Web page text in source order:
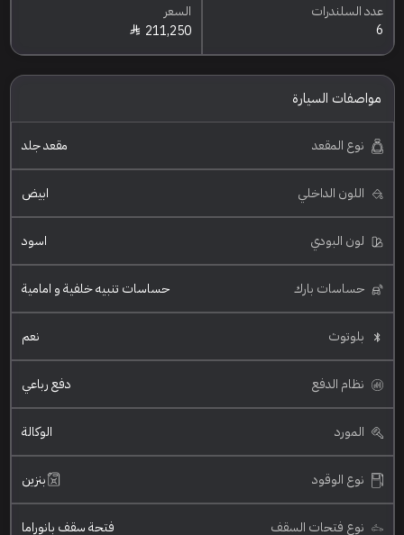
عدد السلندرات
6
السعر
211,250
مواصفات السيارة
نوع المقعد مقعد جلد
اللون الداخلي ابيض
لون البودي اسود
حساسات بارك حساسات تنبيه خلفية و امامية
بلوتوث نعم
نظام الدفع دفع رباعي
المورد الوكالة
نوع الوقود بنزين
نوع فتحات السقف فتحة سقف بانوراما